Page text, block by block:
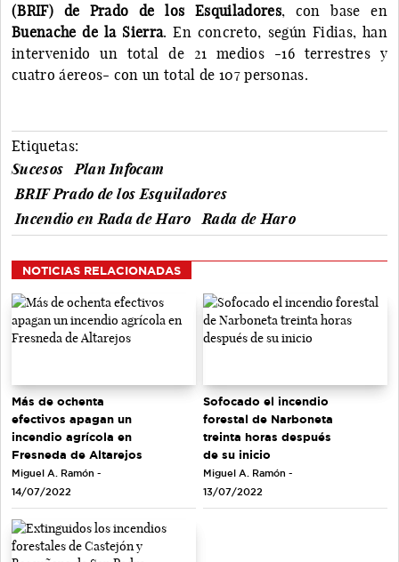
(BRIF) de Prado de los Esquiladores, con base en
Buenache de la Sierra. En concreto, según Fidias, han
intervenido un total de 21 medios -16 terrestres y
cuatro áereos- con un total de 107 personas.
Etiquetas:
Sucesos
Plan Infocam
BRIF Prado de los Esquiladores
Incendio en Rada de Haro
Rada de Haro
NOTICIAS RELACIONADAS
Más de ochenta
efectivos apagan un
incendio agrícola en
Fresneda de Altarejos
Miguel A. Ramón -
14/07/2022
Sofocado el incendio
forestal de Narboneta
treinta horas después
de su inicio
Miguel A. Ramón -
13/07/2022